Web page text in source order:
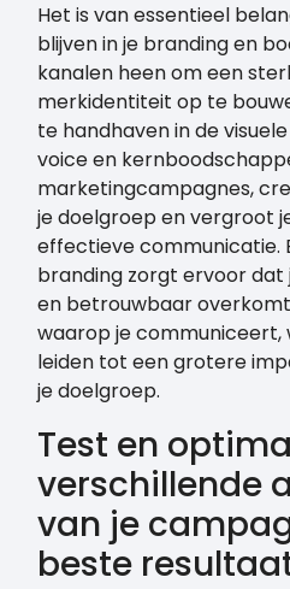
Het is van essentieel
blijven in je branding en
kanalen heen om een
merkidentiteit op te
te handhaven in de
voice en
marketingcampagnes,
je doelgroep en vergroot
effectieve communicatie.
branding zorgt ervoor
en betrouwbaar
waarop je communiceert,
leiden tot een grotere
je doelgroep.
Test en
verschillende
van je
beste